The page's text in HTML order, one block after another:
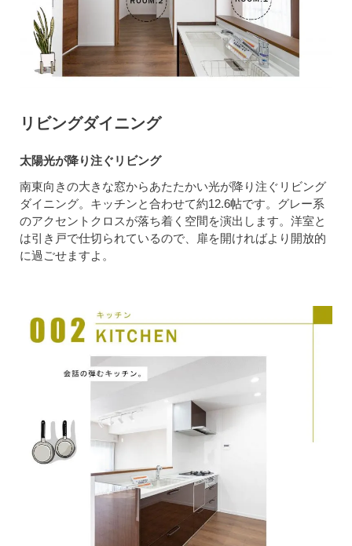
リビングダイニング
太陽光が降り注ぐリビング
南東向きの大きな窓からあたたかい光が降り注ぐリビング
ダイニング。キッチンと合わせて約12.6帖です。グレー系
のアクセントクロスが落ち着く空間を演出します。洋室と
は引き戸で仕切られているので、扉を開ければより開放的
に過ごせますよ。